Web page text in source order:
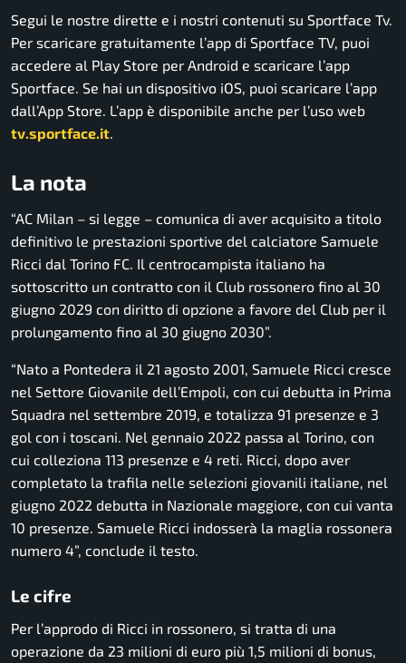
Segui le nostre dirette e i nostri contenuti su Sportface Tv.
Per scaricare gratuitamente l’app di Sportface TV, puoi
accedere al Play Store per Android e scaricare l’app
Sportface. Se hai un dispositivo iOS, puoi scaricare l’app
dall’App Store. L’app è disponibile anche per l’uso web
tv.sportface.it.
La nota
“AC Milan – si legge – comunica di aver acquisito a titolo
definitivo le prestazioni sportive del calciatore Samuele
Ricci dal Torino FC. Il centrocampista italiano ha
sottoscritto un contratto con il Club rossonero fino al 30
giugno 2029 con diritto di opzione a favore del Club per il
prolungamento fino al 30 giugno 2030”.
“Nato a Pontedera il 21 agosto 2001, Samuele Ricci cresce
nel Settore Giovanile dell’Empoli, con cui debutta in Prima
Squadra nel settembre 2019, e totalizza 91 presenze e 3
gol con i toscani. Nel gennaio 2022 passa al Torino, con
cui colleziona 113 presenze e 4 reti. Ricci, dopo aver
completato la trafila nelle selezioni giovanili italiane, nel
giugno 2022 debutta in Nazionale maggiore, con cui vanta
10 presenze. Samuele Ricci indosserà la maglia rossonera
numero 4”, conclude il testo.
Le cifre
Per l’approdo di Ricci in rossonero, si tratta di una
operazione da 23 milioni di euro più 1,5 milioni di bonus,